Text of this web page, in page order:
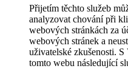
Přijetím těchto služeb
analyzovat chování při
webových stránkách za
webových stránek a
uživatelské zkušenosti. S
tomto webu následující